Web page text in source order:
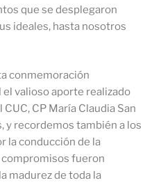
que se desplegaron
ideales, hasta nosotros
conmemoración
valioso aporte realizado
CP María Claudia San
y recordemos también a los
la conducción de la
fueron
madurez de toda la